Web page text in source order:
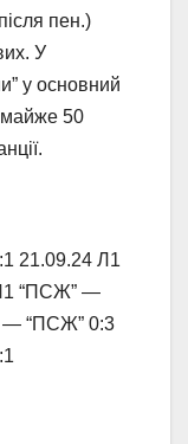
пен.)
У
у основний
майже 50
21.09.24 Л1
“ПСЖ” —
— “ПСЖ” 0:3